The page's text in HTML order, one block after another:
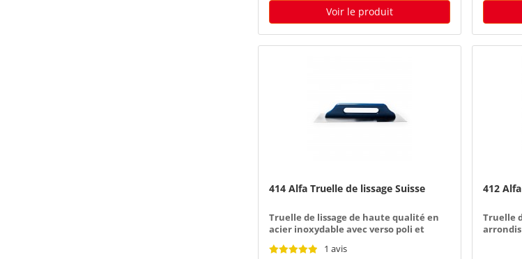
Voir le produit
414 Alfa Truelle de lissage Suisse
Truelle de lissage de haute qualité en
acier inoxydable avec verso poli et
1 avis
412
Truelle